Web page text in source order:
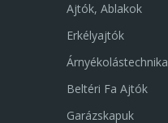
Ajtók, Ablakok
Erkélyajtók
Árnyékolástechnika
Beltéri Fa Ajtók
Garázskapuk